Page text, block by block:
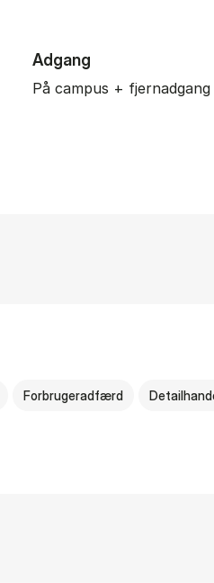
Adgang
På campus + fjernadgang
Forbrugeradfærd